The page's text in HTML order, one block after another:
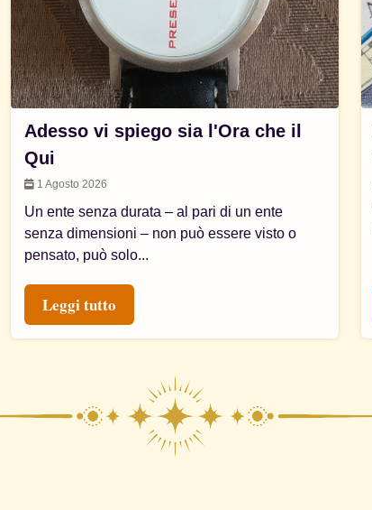
Adesso vi spiego sia l'Ora che il
Qui
1 Agosto 2026
Un ente senza durata – al pari di un ente
senza dimensioni – non può essere visto o
pensato, può solo...
Leggi tutto